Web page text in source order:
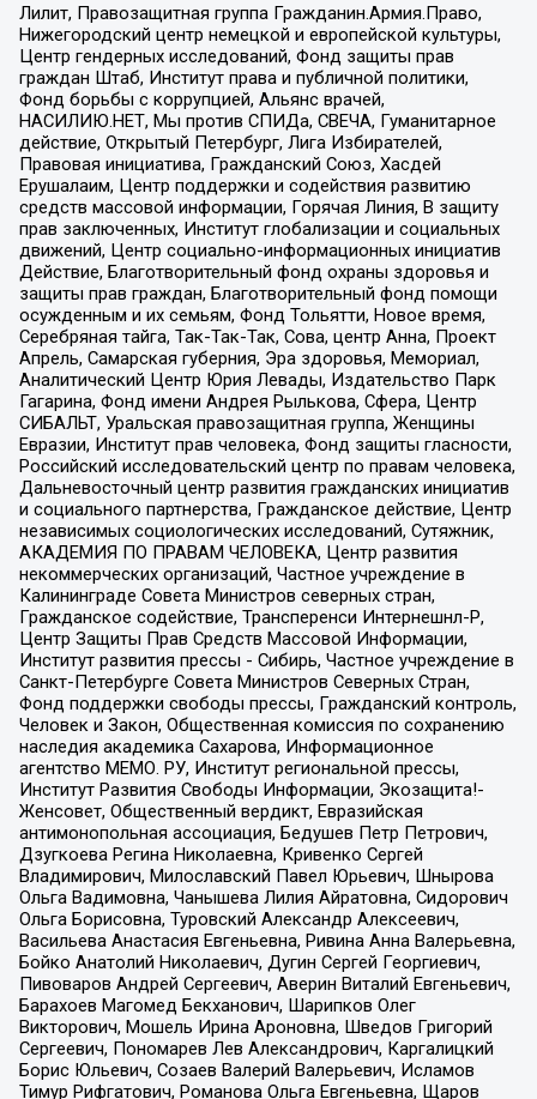
Лилит, Правозащитная группа Гражданин.Армия.Право,
Нижегородский центр немецкой и европейской культуры,
Центр гендерных исследований, Фонд защиты прав
граждан Штаб, Институт права и публичной политики,
Фонд борьбы с коррупцией, Альянс врачей,
НАСИЛИЮ.НЕТ, Мы против СПИДа, СВЕЧА, Гуманитарное
действие, Открытый Петербург, Лига Избирателей,
Правовая инициатива, Гражданский Союз, Хасдей
Ерушалаим, Центр поддержки и содействия развитию
средств массовой информации, Горячая Линия, В защиту
прав заключенных, Институт глобализации и социальных
движений, Центр социально-информационных инициатив
Действие, Благотворительный фонд охраны здоровья и
защиты прав граждан, Благотворительный фонд помощи
осужденным и их семьям, Фонд Тольятти, Новое время,
Серебряная тайга, Так-Так-Так, Сова, центр Анна, Проект
Апрель, Самарская губерния, Эра здоровья, Мемориал,
Аналитический Центр Юрия Левады, Издательство Парк
Гагарина, Фонд имени Андрея Рылькова, Сфера, Центр
СИБАЛЬТ, Уральская правозащитная группа, Женщины
Евразии, Институт прав человека, Фонд защиты гласности,
Российский исследовательский центр по правам человека,
Дальневосточный центр развития гражданских инициатив
и социального партнерства, Гражданское действие, Центр
независимых социологических исследований, Сутяжник,
АКАДЕМИЯ ПО ПРАВАМ ЧЕЛОВЕКА, Центр развития
некоммерческих организаций, Частное учреждение в
Калининграде Совета Министров северных стран,
Гражданское содействие, Трансперенси Интернешнл-Р,
Центр Защиты Прав Средств Массовой Информации,
Институт развития прессы - Сибирь, Частное учреждение в
Санкт-Петербурге Совета Министров Северных Стран,
Фонд поддержки свободы прессы, Гражданский контроль,
Человек и Закон, Общественная комиссия по сохранению
наследия академика Сахарова, Информационное
агентство МЕМО. РУ, Институт региональной прессы,
Институт Развития Свободы Информации, Экозащита!-
Женсовет, Общественный вердикт, Евразийская
антимонопольная ассоциация, Бедушев Петр Петрович,
Дзугкоева Регина Николаевна, Кривенко Сергей
Владимирович, Милославский Павел Юрьевич, Шнырова
Ольга Вадимовна, Чанышева Лилия Айратовна, Сидорович
Ольга Борисовна, Туровский Александр Алексеевич,
Васильева Анастасия Евгеньевна, Ривина Анна Валерьевна,
Бойко Анатолий Николаевич, Дугин Сергей Георгиевич,
Пивоваров Андрей Сергеевич, Аверин Виталий Евгеньевич,
Барахоев Магомед Бекханович, Шарипков Олег
Викторович, Мошель Ирина Ароновна, Шведов Григорий
Сергеевич, Пономарев Лев Александрович, Каргалицкий
Борис Юльевич, Созаев Валерий Валерьевич, Исламов
Тимур Рифгатович, Романова Ольга Евгеньевна, Щаров